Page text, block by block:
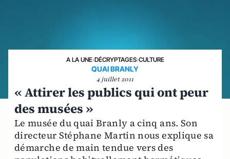
A LA UNE›DÉCRYPTAGES›CULTURE
QUAI BRANLY
4 juillet 2011
« Attirer les publics qui ont peur
des musées »
Le musée du quai Branly a cinq ans. Son
directeur Stéphane Martin nous explique sa
démarche de main tendue vers des